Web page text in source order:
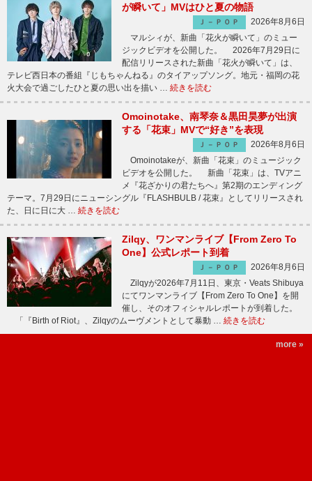
が瞬いて」MVはひと夏の物語
Ｊ－ＰＯＰ
2026年8月6日
マルシィが、新曲「花火が瞬いて」のミュー
ジックビデオを公開した。 2026年7月29日に
配信リリースされた新曲「花火が瞬いて」は、
テレビ西日本の番組『じもちゃんねる』のタイアップソング。地元・福岡の花
火大会で過ごしたひと夏の思い出を描い … 続きを読む
Omoinotake、南琴奈＆黒田昊夢が出演
する「花束」MVで“好き”を表現
Ｊ－ＰＯＰ
2026年8月6日
Omoinotakeが、新曲「花束」のミュージック
ビデオを公開した。 新曲「花束」は、TVアニ
メ『花ざかりの君たちへ』第2期のエンディング
テーマ。7月29日にニューシングル『FLASHBULB / 花束』としてリリースされ
た、日に日に大 … 続きを読む
Zilqy、ワンマンライブ【From Zero To
One】公式レポート到着
Ｊ－ＰＯＰ
2026年8月6日
Zilqyが2026年7月11日、東京・Veats Shibuya
にてワンマンライブ【From Zero To One】を開
催し、そのオフィシャルレポートが到着した。
「『Birth of Riot』、Zilqyのムーヴメントとして暴動 … 続きを読む
more »